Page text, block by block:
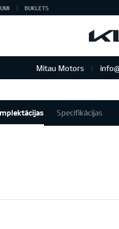
BUKLETS
Mitau Motors
Specifikācijas